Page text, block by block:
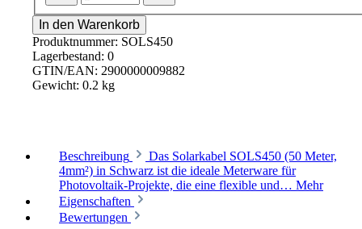
In den Warenkorb
Produktnummer: SOLS450
Lagerbestand: 0
GTIN/EAN: 2900000009882
Gewicht: 0.2 kg
Beschreibung
Das Solarkabel SOLS450 (50 Meter,
4mm²) in Schwarz ist die ideale Meterware für
Photovoltaik-Projekte, die eine flexible und… Mehr
Eigenschaften
Bewertungen